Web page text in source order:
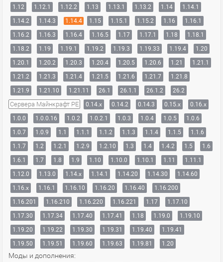
1.12
1.12.1 1.12.2 1.13 1.13.1 1.13.2 1.14
1.14.1
1.14.2
1.14.3 1.14.4 1.15 1.15.1 1.15.2 1.16
1.16.1
1.16.2
1.16.3 1.16.4 1.16.5 1.17 1.17.1 1.18
1.18.1
1.18.2
1.19 1.19.1 1.19.2 1.19.3 1.19.33 1.19.4
1.20
1.20.1
1.20.2 1.20.3 1.20.4 1.20.5 1.20.6 1.21
1.21.1
1.21.2
1.21.3 1.21.4 1.21.5 1.21.6 1.21.7
1.21.8
1.21.9
1.21.10 1.21.11 26.1 26.1.1 26.1.2 26.2
Сервера Майнкрафт PE 0.14.x 0.14.2 0.14.3 0.15.x
0.16.x
1.0.0
1.0.0.16 1.0.2 1.0.2.1 1.0.3 1.0.4 1.0.5
1.0.6
1.0.7
1.0.9 1.1 1.1.1 1.1.2 1.1.3 1.1.4 1.1.5
1.1.6
1.1.7
1.2 1.2.1 1.2.9 1.2.10 1.3 1.4 1.4.2 1.5
1.6
1.6.1
1.7 1.8 1.9 1.10 1.10.0 1.10.1 1.11
1.11.1
1.12.0
1.13.0 1.14.x 1.14.1 1.14.20 1.14.30
1.14.60
1.16.x
1.16.1 1.16.10 1.16.20 1.16.40
1.16.200
1.16.201
1.16.210 1.16.220 1.16.221 1.17
1.17.10
1.17.30
1.17.34 1.17.40 1.17.41 1.18 1.19.0
1.19.10
1.19.20
1.19.22 1.19.30 1.19.31 1.19.40
1.19.41
1.19.50
1.19.51 1.19.60 1.19.63 1.19.81 1.20
Моды и дополнения: